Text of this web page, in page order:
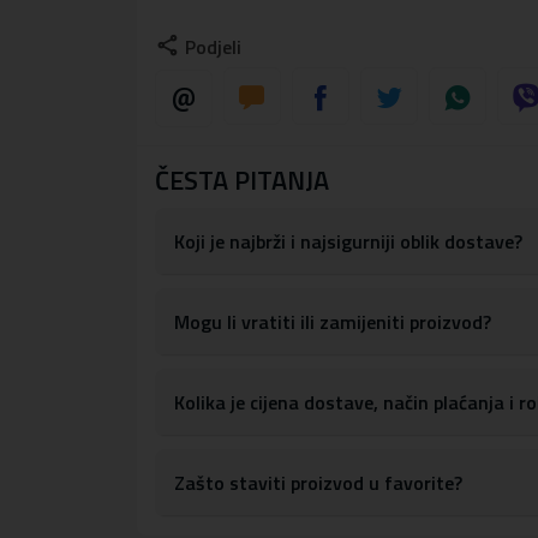
Maskica ima precizne izreze za sve
pristupanje gumbima za kontrolu
S obzirom na materijale, maskicu je lako
Materijal:
Podjeli
ČESTA PITANJA
Koji je najbrži i najsigurniji oblik dostave?
Mogu li vratiti ili zamijeniti proizvod?
Kolika je cijena dostave, način plaćanja i
Zašto staviti proizvod u favorite?